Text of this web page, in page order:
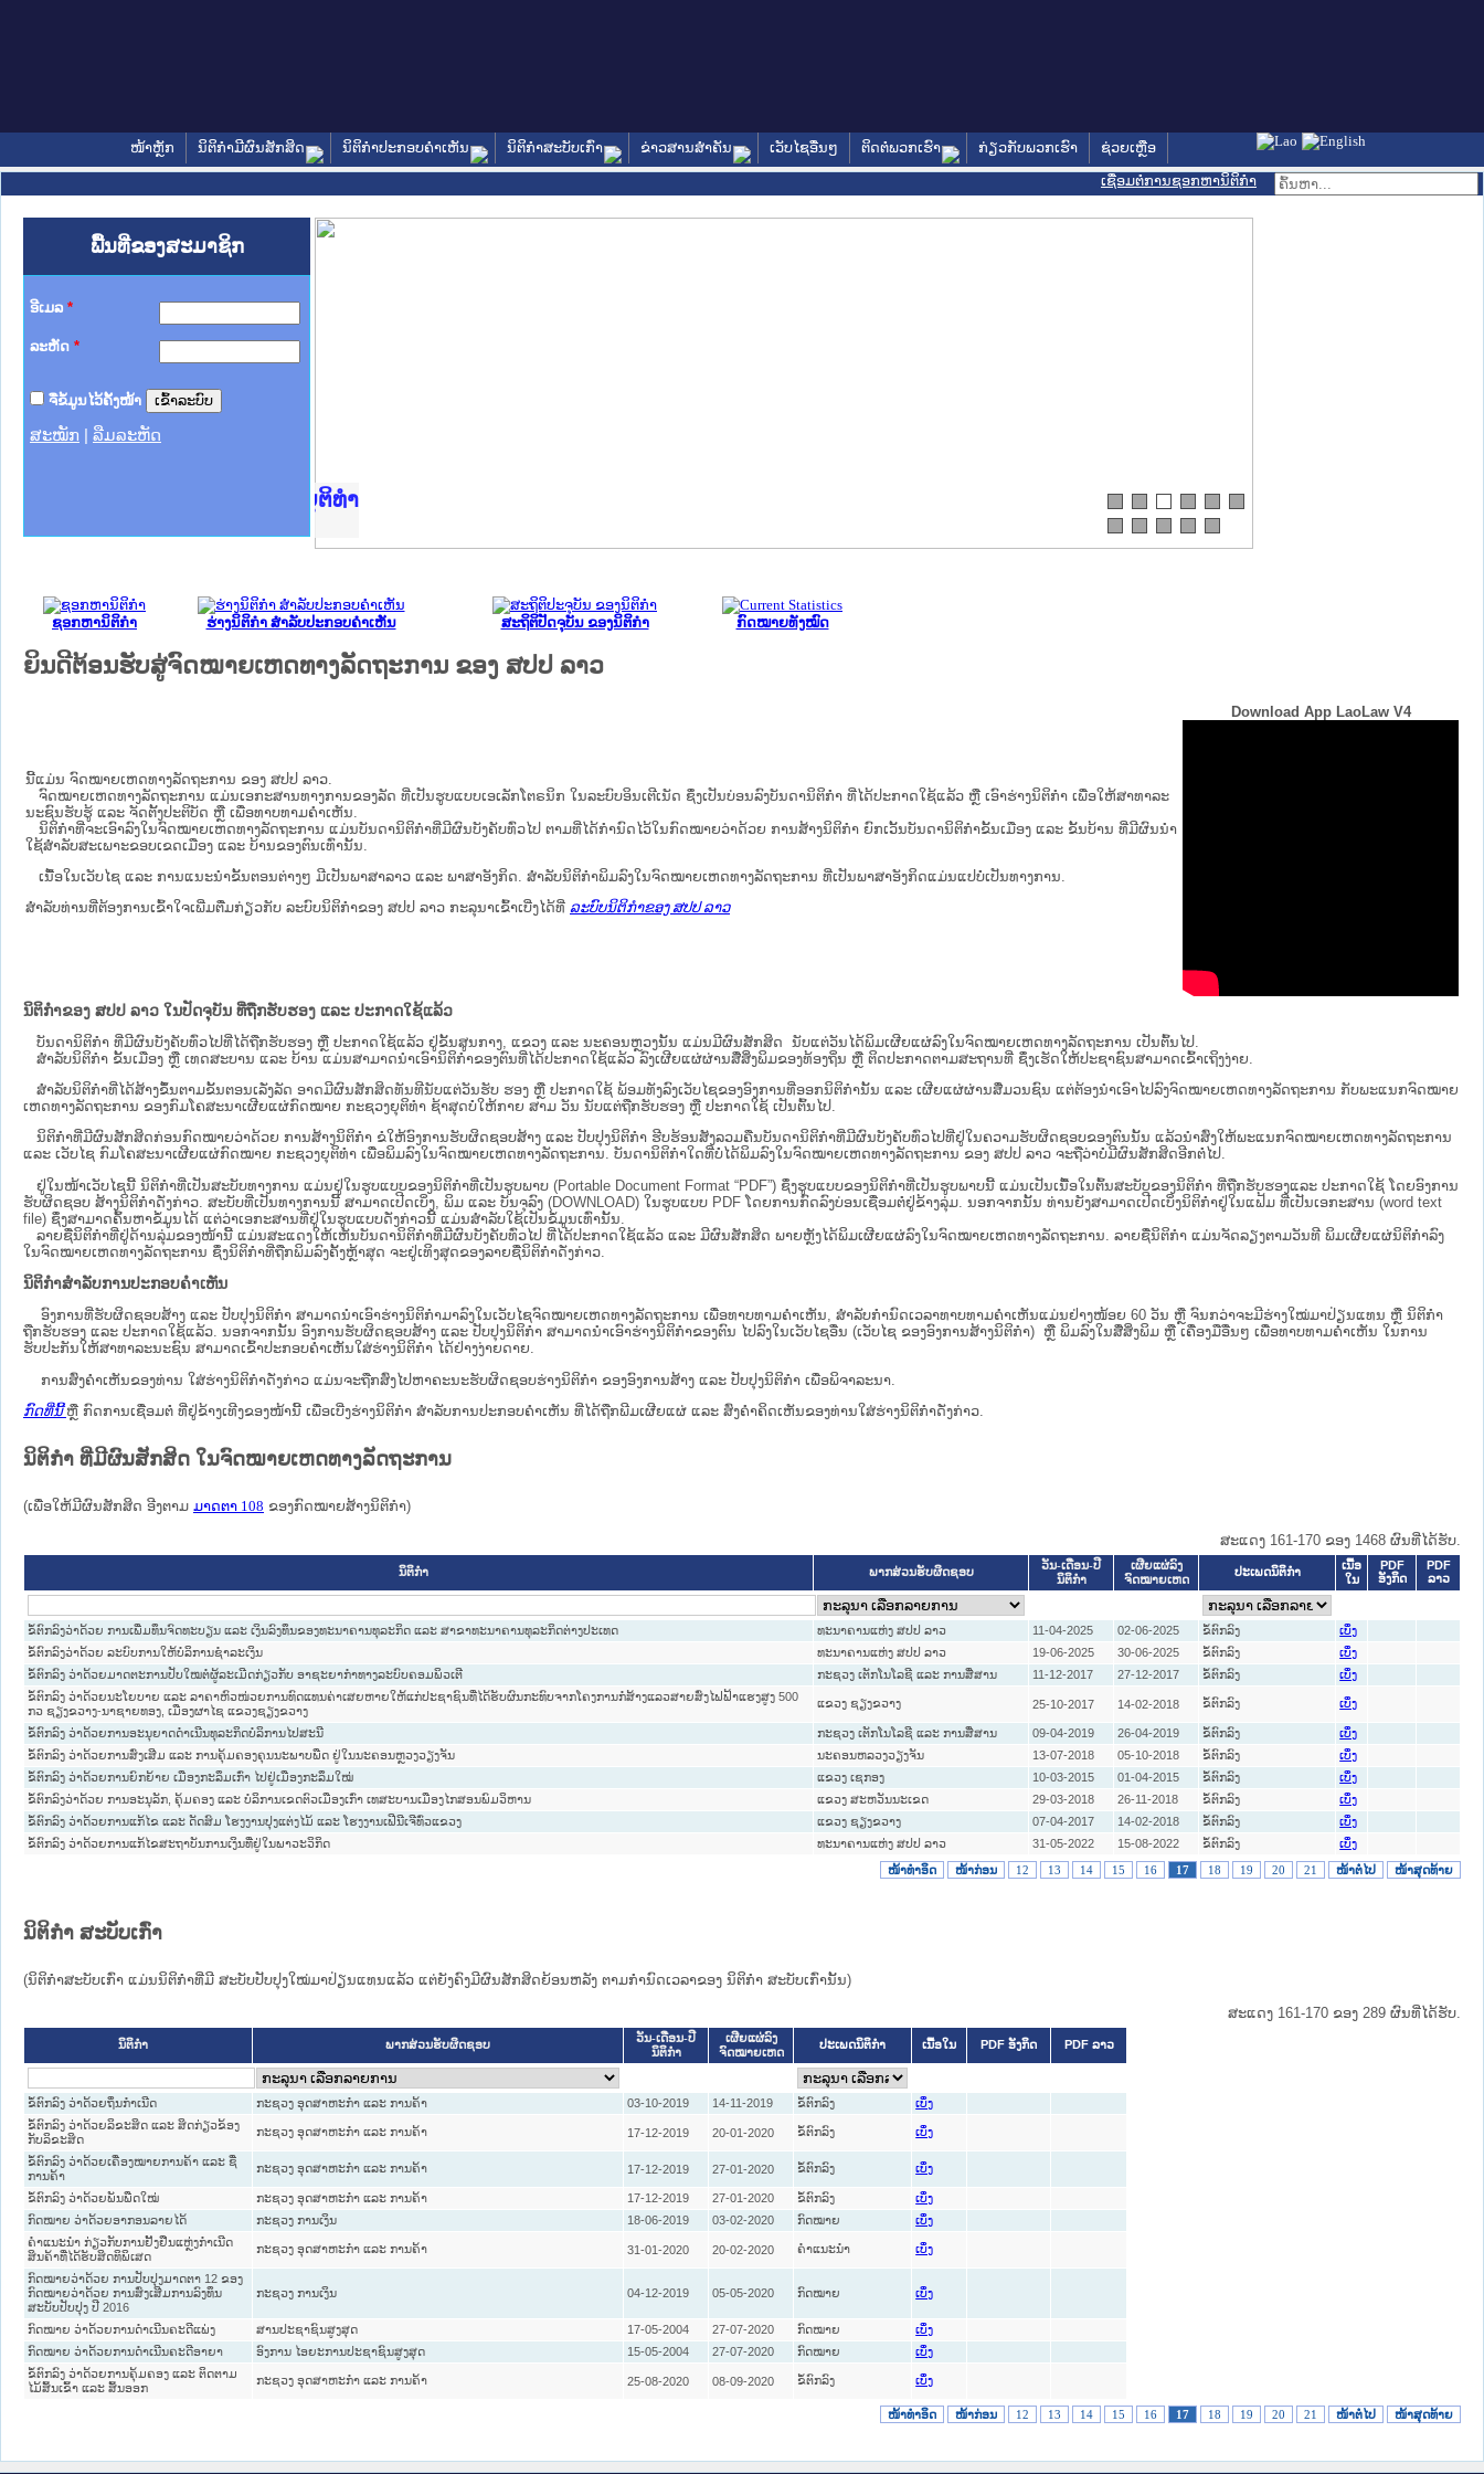
ໜ້າຫຼັກ ນິຕິກໍາມີຜົນສັກສິດ ນິຕິກໍາປະກອບຄໍາເຫັນ ນິຕິກໍາສະບັບເກົ່າ ຂ່າວສານສໍາຄັນ ເວັບໄຊອື່ນໆ ຕິດຕໍ່ພວກເຮົາ ກ່ຽວກັບພວກເຮົາ
ຊ່ວຍເຫຼືອ
ເຊື່ອມຕໍ່ການຊອກຫານິຕິກຳ
ພື້ນທີ່ຂອງສະມາຊິກ
ອີເມລ *
ລະຫັດ *
ຈື່ຂໍ້ມູນໄວ້ຄັ້ງໜ້າ
ສະໝັກ ລືມລະຫັດ
ນຍຸຕິທຳແຫ່ງຊາດ
ດຖະການ
ພາກກາງ
ພາກໃຕ້
າຄານຕຳຫຼວດປະຊາຊົນ
ຄານສັນຕິບານປະຊາຊົນ
ທາງລັດຖະການໃຫ້ຜູ້ປະສານງານ
ງພາກເໜືອ
າປະຊາຊົນ ພາກກາງ
ຊອກຫານິຕິກໍາ ຮ່າງນິຕິກໍາ ສໍາລັບປະກອບຄໍາເຫັນ ສະຖິຕິປັດຈຸບັນ ຂອງນິຕິກໍາ ກົດໝາຍທັງໝົດ
ຍິນດີຕ້ອນຮັບສູ່ຈົດໝາຍເຫດທາງລັດຖະການ ຂອງ ສປປ ລາວ
ນີ້ແມ່ນ ຈົດໝາຍເຫດທາງລັດຖະການ ຂອງ ສປປ ລາວ.
ຈົດໝາຍເຫດທາງລັດຖະການ ແມ່ນ​ເອ​ກະ​ສານ​ທາງ​ການ​ຂອງ​ລັດ ທີ່​ເປັນ​ຮູບ​ແບບ​ເອ​ເລັກ​ໂຕ​ຣ​ນິກ ໃນ​ລະ​ບົບ​ອິນ​ເຕີ​ເນັດ ຊຶ່ງ​ເປັນ​ບ່ອນ​ລົງ​ບັນ​ດາ​ນິ​ຕິ​ກຳ ທີ່ໄດ້ປະກາດໃຊ້ແລ້ວ ຫຼື ເອົາຮ່າງນິຕິກໍາ ເພື່ອໃຫ້​ສາ​ທາ​ລະ​
ນະ​ຊົນ​ຮັບ​ຮູ້ ແລະ ຈັດ​ຕັ້ງ​ປະ​ຕິ​ບັດ ຫຼື ເພື່ອທາບທາມຄໍາເຫັນ.
ນິ​ຕິ​ກຳ​ທີ່​ຈະ​ເອົາ​ລົງ​ໃນ​ຈົດ​ໝາຍ​ເຫດ​ທາງ​ລັດ​ຖະ​ການ ​ແມ່ນ​ບັນ​ດາ​ນິ​ຕິ​ກຳ​ທີ່​ມີ​ຜົນ​ບັງ​ຄັບ​ທົ່ວ​ໄປ ຕາມ​ທີ່​ໄດ້​ກຳ​ນົດ​ໄວ້​ໃນ​ກົດ​ໝາຍ​ວ່າ​ດ້ວຍ​ ການ​ສ້າງ​ນິ​ຕິ​ກຳ ຍົກ​ເວັ້ນ​ບັນ​ດານິ​ຕິ​ກຳ​ຂັ້ນ​ເມືອງ ແລະ ຂັ້ນ​ບ້ານ ​ທີ່​ມີ​ຜົນ​ນຳ​
ໃຊ້​ສຳ​ລັບ​ສະ​ເພາະ​ຂອບ​ເຂດ​ເມືອງ ແລະ ບ້ານ​ຂອງ​ຕົນ​ເທົ່າ​ນັ້ນ.
ເນື້ອໃນ​ເວັບ​ໄຊ​ ແລະ ການແນະນໍາຂັ້ນຕອນຕ່າງໆ ມີເປັນພາສາລາວ ແລະ ພາສາອັງກິດ. ສໍາລັບນິຕິກຳພິມລົງໃນຈົດໝາຍເຫດທາງລັດຖະການ ທີ່ເປັນພາສາອັງກິດແມ່ນແປບໍ່ເປັນທາງການ.
ສໍາລັບທ່ານທີ່ຕ້ອງການເຂົ້າໃຈເພີ່ມຕື່ມກ່ຽວກັບ ລະບົບນິຕິກຳຂອງ ສປປ ລາວ ກະລຸນາເຂົ້າເບີ່ງໄດ້ທີ່ ລະບົບນິຕິກຳຂອງ ສປປ ລາວ
Download App LaoLaw V4
ນິຕິກຳຂອງ ສປປ ລາວ ໃນປັດຈຸບັນ ທີ່ຖືກ​ຮັບ​ຮອງ ແລະ ປະກາດໃຊ້ແລ້ວ
ບັນດານິຕິກໍາ ທີ່ມີຜົນບັງຄັບທົ່ວໄປທີ່ໄດ້ຖືກ​ຮັບ​ຮອງ ຫຼື ປະກາດໃຊ້ແລ້ວ ຢູ່ຂັ້ນ​ສູນ​ກາງ, ແຂວງ ແລະ ນະຄອນຫຼວງນັ້ນ ແມ່ນມີຜົນສັກສິດ ນັບ​ແຕ່​ວັນໄດ້ພິມເຜີຍແຜ່ລົງໃນຈົດໝາຍເຫດທາງລັດຖະການ ເປັນ​ຕົ້ນ​ໄປ.
ສຳລັບນິ​ຕິ​ກຳ ຂັ້ນເມືອງ ຫຼື ເທດ​ສະ​ບານ ແລະ ບ້ານ ແມ່ນສາມາດນຳເອົານິຕິກຳຂອງຕົນທີ່ໄດ້ປະກາດໃຊ້ແລ້ວ ລົງ​ເຜີຍແຜ່​ຜ່ານ​ສື່ສິ່ງພິມຂອງທ້ອງຖິ່ນ ຫຼື ຕິດປະກາດຕາມສະຖານທີ່ ຊຶ່ງເຮັດໃຫ້ປະຊາຊົນສາມາດເຂົ້າເຖິງງ່າຍ.
ສໍາລັບນິຕິກໍາທີ່ໄດ້ສ້າງຂຶ້ນຕາມຂັ້ນຕອນເລັ່ງລັດ ອາດມີຜົນສັກສິດທັນທີນັບແຕ່ວັນຮັບ ຮອງ ຫຼື ປະກາດໃຊ້ ພ້ອມທັງລົງເວັບໄຊຂອງອົງການທີ່ອອກນິຕິກໍານັ້ນ ແລະ ເຜີຍແຜ່ຜ່ານສື່ມວນຊົນ ແຕ່ຕ້ອງນໍາເອົາໄປລົງຈົດໝາຍເຫດທາງລັດຖະການ ກັບ​ພະແນກຈົດ​ໝາຍ​
ເຫດ​ທາງ​ລັດ​ຖະ​ການ​ ຂອງກົມໂຄສະນາເຜີຍແຜ່ກົດໝາຍ ກະຊວງຍຸຕິທໍາ ຊ້າສຸດບໍ່ໃຫ້ກາຍ ສາມ ວັນ ນັບແຕ່ຖືກຮັບຮອງ ຫຼື ປະກາດໃຊ້ ເປັນຕົ້ນໄປ.
ນິ​ຕິ​ກຳ​ທີ່​ມີ​ຜົນ​ສັກ​ສິດ​ກ່ອນ​ກົດ​ໝາຍ​ວ່າ​ດ້ວຍ​ ການ​ສ້າງ​ນິ​ຕິ​ກຳ ຂໍໃຫ້ອົງ​ການ​ຮັບ​ຜິດ​ຊອບ​ສ້າງ ແລະ ປັບ​ປຸງນິ​ຕິ​ກຳ ຮີບຮ້ອນສັງລວມຄືນບັນດານິຕິກໍາທີ່ມີຜົນບັງຄັບທົ່ວໄປທີ່ຢູ່ໃນຄວາມຮັບຜິດຊອບຂອງຕົນນັ້ນ ແລ້ວນໍາສົ່ງໃຫ້​ພະແນກຈົດ​ໝາຍ​ເຫດ​ທາງ​ລັດ​ຖະ​ການ
ແລະ ເວັບໄຊ​ ກົມໂຄສະນາເຜີຍແຜ່ກົດໝາຍ ກະຊວງຍຸຕິທໍາ ເພື່ອພິມລົງໃນຈົດໝາຍເຫດທາງລັດຖະການ. ບັນ​ດາ​ນິ​ຕິ​ກຳ​ໃດ​ທີ່ບໍ່​ໄດ້​ພິມ​ລົງ​ໃນ​ຈົດ​ໝາຍ​ເຫດ​ທາງ​ລັດ​ຖະ​ການ ຂອງ ສປ​ປ ລາວ ​ຈະຖື​ວ່າບໍ່​ມີ​ຜົນ​ສັກ​ສິດ​ອີກ​ຕໍ່​ໄປ.
ຢູ່ໃນໜ້າ​ເວັບ​ໄຊ​ນີ້ ນິຕິກຳທີ່ເປັນສະບັບທາງການ ແມ່ນຢູ່ໃນຮູບແບບຂອງນິຕິກໍາທີ່ເປັນຮູບພາບ (Portable Document Format “PDF”) ຊຶ່ງຮູບແບບຂອງນິຕິກໍາທີ່ເປັນຮູບພາບນີ້ ແມ່ນເປັນເນື້ອໃນຕົ້ນສະບັບຂອງນິຕິກໍາ ທີ່ຖືກຮັບຮອງແລະ ປະກາດໃຊ້ ໂດຍອົງການ
ຮັບຜິດຊອບ ສ້າງນິຕິກຳດັ່ງກ່າວ. ສະບັບທີ່ເປັນທາງການນີ້ ສາມາດເປີດເບິ່ງ, ພິມ ແລະ ບັນຈຸລົງ (DOWNLOAD) ໃນຮູບແບບ PDF ໂດຍການກົດລົງບ່ອນເຊື່ອມຕໍ່ຢູ່ຂ້າງລຸ່ມ. ນອກຈາກນັ້ນ ທ່ານຍັງສາມາດເປີດເບິ່ງນິຕິກຳຢູ່ໃນແຟ້ມ ທີ່ເປັນເອກະສານ (word text
file) ຊຶ່ງສາມາດຄົ້ນຫາຂໍ້ມູນໄດ້ ແຕ່ວ່າເອກະສານທີ່ຢູ່ໃນຮູບແບບດັ່ງກ່າວນີ້ ແມ່ນສຳລັບໃຊ້ເປັນຂໍ້ມູນເທົ່ານັ້ນ.
ລາຍຊື່ນິຕິກຳທີ່ຢູ່ດ້ານລຸ່ມຂອງໜ້ານີ້ ແມ່ນສະແດງໃຫ້ເຫັນບັນດານິຕິກຳທີ່ມີຜົນບັງຄັບທົ່ວໄປ ທີ່ໄດ້ປະກາດໃຊ້ແລ້ວ ແລະ ມີຜົນສັກສິດ ພາຍຫຼັງໄດ້ພິມເຜີຍແຜ່ລົງໃນຈົດໝາຍເຫດທາງລັດຖະການ. ລາຍຊື່ນິຕິກຳ ແມ່ນຈັດລຽງຕາມວັນທີ ພິມເຜີຍແຜ່ນິຕິກຳລົງ
ໃນຈົດໝາຍເຫດທາງລັດຖະການ ຊຶ່ງນິຕິກຳທີ່ຖືກພິມລົງຄັ້ງຫຼ້າສຸດ ຈະຢູ່ເທິງສຸດຂອງລາຍຊື່ນິຕິກໍາດັ່ງກ່າວ.
ນິຕິກຳສຳລັບການປະກອບຄຳເຫັນ
ອົງການທີ່ຮັບຜິດຊອບສ້າງ ແລະ ປັບປຸງນິຕິກຳ ສາມາດນຳເອົາຮ່າງນິຕິກຳມາລົງໃນ​ເວັບ​ໄຊຈົດໝາຍເຫດທາງລັດຖະການ ເພື່ອທາບທາມຄຳເຫັນ, ສໍາລັບກໍານົດເວລາທາບທາມຄໍາເຫັນແມ່ນຢ່າງໜ້ອຍ 60 ວັນ ຫຼື ຈົນກວ່າຈະມີຮ່າງໃໝ່ມາປ່ຽນແທນ ຫຼື ນິຕິກໍາ
ຖືກຮັບຮອງ ແລະ ປະກາດໃຊ້ແລ້ວ. ນອກຈາກນັ້ນ ອົງການຮັບຜິດຊອບສ້າງ ແລະ ປັບປຸງນິຕິກໍາ ສາມາດນຳເອົາຮ່າງນິຕິກຳຂອງຕົນ ໄປລົງໃນ​ເວັບ​ໄຊ​ອື່ນ (ເວັບ​ໄຊ​ ຂອງອົງການສ້າງນິຕິກຳ) ຫຼື ພິມລົງໃນສື່ສິ່ງພິມ ຫຼື ເຄື່ອງມືອື່ນໆ ເພື່ອທາບທາມຄໍາເຫັນ ໃນການ
ຮັບປະກັນໃຫ້ສາທາລະນະຊົນ ສາມາດເຂົ້າປະກອບຄໍາເຫັນໃສ່ຮ່າງນິຕິກຳ ໄດ້ຢ່າງງ່າຍດາຍ.
ການສົ່ງຄໍາເຫັນຂອງທ່ານ ໃສ່ຮ່າງນິຕິກຳດັ່ງກ່າວ ແມ່ນຈະຖືກສົ່ງໄປຫາຄະນະຮັບຜິດຊອບຮ່າງນິຕິກຳ ຂອງອົງການສ້າງ ແລະ ປັບປຸງນິຕິກຳ ເພື່ອພິຈາລະນາ.
ກົດທີ່ນີ້ ຫຼື ກົດການເຊື່ອມຕໍ່ ທີ່ຢູ່ຂ້າງເທີງຂອງໜ້ານີ້ ເພື່ອເບີ່ງຮ່າງນິຕິກໍາ ສໍາລັບການປະກອບຄຳເຫັນ ທີ່ໄດ້ຖືກພີມເຜີຍແຜ່ ແລະ ສົ່ງຄຳຄິດເຫັນຂອງທ່ານໃສ່ຮ່າງນິຕິກຳດັ່ງກ່າວ.
ນິຕິກໍາ ທີ່ມີຜົນສັກສິດ ໃນຈົດໝາຍເຫດທາງລັດຖະການ
(ເພື່ອໃຫ້ມີຜົນສັກສິດ ອີງຕາມ ມາດ​ຕາ 108 ຂອງກົດໝາຍສ້າງນິຕິກໍາ)
ສະແດງ 161-170 ຂອງ 1468 ຜົນທີ່ໄດ້ຮັບ.
ນິຕິກໍາ ພາກສ່ວນຮັບຜິດຊອບ
ວັນ-ເດືອນ-ປີ
ນິຕິກໍາ
ເຜີຍແຜ່ລົງ
ຈົດໝາຍເຫດ
ປະເພດນິຕິກຳ
ເນື້ອ
ໃນ
PDF
ອັງກິດ
PDF
ລາວ
ຂໍ້ຕົກລົງວ່າດ້ວຍ ການເພີ່ມທຶນຈົດທະບຽນ ແລະ ເງິນລົງທຶນຂອງທະນາຄານທຸລະກິດ ແລະ ສາຂາທະນາຄານທຸລະກິດຕ່າງປະເທດ ທະນາຄານແຫ່ງ ສປປ ລາວ 11-04-2025 02-06-2025 ຂໍ້ຕົກລົງ ເບິ່ງ
ຂໍ້ຕົກລົງວ່າດ້ວຍ ລະບົບການໃຫ້ບໍລິການຊຳລະເງິນ ທະນາຄານແຫ່ງ ສປປ ລາວ 19-06-2025 30-06-2025 ຂໍ້ຕົກລົງ ເບິ່ງ
ຂໍ້ຕົກລົງ ວ່າດ້ວຍມາດຕະການປັບໃໝຕໍ່ຜູ້ລະເມີດກ່ຽວກັບ ອາຊະຍາກໍາທາງລະບົບຄອມພິວເຕີ ກະຊວງ ເຕັກໂນໂລຊີ ແລະ ການສື່ສານ 11-12-2017 27-12-2017 ຂໍ້ຕົກລົງ ເບິ່ງ
ຂໍ້ຕົກລົງ ວ່າດ້ວຍນະໂຍບາຍ ແລະ ລາຄາຫົວໜ່ວຍການທົດແທນຄ່າເສຍຫາຍໃຫ້ແກ່ປະຊາຊົນທີ່ໄດ້ຮັບຜົນກະທົບຈາກໂຄງການກໍ່ສ້າງແລວສາຍສົ່ງໄຟຟ້າແຮງສູງ 500
ກວ ຊຽງຂວາງ-ນາຊາຍທອງ, ເມືອງຜາໄຊ ແຂວງຊຽງຂວາງ
ແຂວງ ຊຽງຂວາງ 25-10-2017 14-02-2018 ຂໍ້ຕົກລົງ ເບິ່ງ
ຂໍ້ຕົກລົງ ວ່າດ້ວຍການອະນຸຍາດດຳເນີນທຸລະກິດບໍລິການໄປສະນີ ກະຊວງ ເຕັກໂນໂລຊີ ແລະ ການສື່ສານ 09-04-2019 26-04-2019 ຂໍ້ຕົກລົງ ເບິ່ງ
ຂໍ້ຕົກລົງ ວ່າດ້ວຍການສົ່ງເສີມ ແລະ ການຄຸ້ມຄອງຄຸນນະພາບພືດ ຢູ່ໃນນະຄອນຫຼວງວຽງຈັນ ນະ​ຄອນ​ຫລວງວຽງຈັນ 13-07-2018 05-10-2018 ຂໍ້ຕົກລົງ ເບິ່ງ
ຂໍ້ຕົກລົງ ວ່າດ້ວຍການຍົກຍ້າຍ ເມືອງກະລຶມເກົ່າ ໄປຢູ່ເມືອງກະລຶມໃໝ່ ແຂວງ ເຊກອງ 10-03-2015 01-04-2015 ຂໍ້ຕົກລົງ ເບິ່ງ
ຂໍ້ຕົກລົງວ່າດ້ວຍ ການອະນຸລັກ, ​ຄຸ້ມຄອງ ແລະ ບໍລິການເຂດຕົວເມືອງເກົ່າ ເທສະບານເມືອງໄກສອນພົມວິຫານ ແຂວງ ສະຫວັນນະເຂດ 29-03-2018 26-11-2018 ຂໍ້ຕົກລົງ ເບິ່ງ
ຂໍ້ຕົກລົງ ວ່າດ້ວຍການແກ້ໄຂ ແລະ ດັດສົມ ໂຮງງານປຸງແຕ່ງໄມ້ ແລະ ໂຮງງານເຟີນີເຈີທົ່ວແຂວງ ແຂວງ ຊຽງຂວາງ 07-04-2017 14-02-2018 ຂໍ້ຕົກລົງ ເບິ່ງ
ຂໍ້ຕົກລົງ ວ່າດ້ວຍການແກ້ໄຂສະຖາບັນການເງິນທີ່ຢູ່ໃນພາວະວິກິດ ທະນາຄານແຫ່ງ ສປປ ລາວ 31-05-2022 15-08-2022 ຂໍ້ຕົກລົງ ເບິ່ງ
ໜ້າທໍາອິດ ໜ້າກ່ອນ 12 13 14 15 16 17 18 19 20 21 ໜ້າຕໍ່ໄປ ໜ້າສຸດທ້າຍ
ນິຕິກໍາ ສະບັບເກົ່າ
(ນິຕິກໍາສະບັບເກົ່າ ແມ່ນນິຕິກໍາທີ່ມີ ສະບັບປັບປຸງໃໝ່ມາປ່ຽນແທນແລ້ວ ແຕ່ຍັງຄົງມີຜົນສັກສິດຍ້ອນຫລັງ ຕາມກໍານົດເວລາຂອງ ນິຕິກໍາ ສະບັບເກົ່ານັ້ນ)
ສະແດງ 161-170 ຂອງ 289 ຜົນທີ່ໄດ້ຮັບ.
ນິຕິກໍາ ພາກສ່ວນຮັບຜິດຊອບ
ວັນ-ເດືອນ-ປີ
ນິຕິກໍາ
ເຜີຍແຜ່ລົງ
ຈົດໝາຍເຫດ
ປະເພດນິຕິກຳ ເນື້ອໃນ PDF ອັງກິດ PDF ລາວ
ຂໍ້ຕົກລົງ ວ່າດ້ວຍຖິ່ນກຳເນີດ ກະຊວງ ອຸດສາຫະກຳ ແລະ ການຄ້າ 03-10-2019 14-11-2019 ຂໍ້ຕົກລົງ ເບິ່ງ
ຂໍ້ຕົກລົງ ວ່າດ້ວຍລິຂະສິດ ແລະ ສິດກ່ຽວຂ້ອງ
ກັບລິຂະສິດ
ກະຊວງ ອຸດສາຫະກຳ ແລະ ການຄ້າ 17-12-2019 20-01-2020 ຂໍ້ຕົກລົງ ເບິ່ງ
ຂໍ້ຕົກລົງ ວ່າດ້ວຍເຄື່ອງໝາຍການຄ້າ ແລະ ຊື່
ການຄ້າ
ກະຊວງ ອຸດສາຫະກຳ ແລະ ການຄ້າ 17-12-2019 27-01-2020 ຂໍ້ຕົກລົງ ເບິ່ງ
ຂໍ້ຕົກລົງ ວ່າດ້ວຍພັນພືດໃໝ່ ກະຊວງ ອຸດສາຫະກຳ ແລະ ການຄ້າ 17-12-2019 27-01-2020 ຂໍ້ຕົກລົງ ເບິ່ງ
ກົດໝາຍ ວ່າດ້ວຍອາກອນລາຍໄດ້ ກະຊວງ ການເງິນ 18-06-2019 03-02-2020 ກົດໝາຍ ເບິ່ງ
ຄໍາແນະນໍາ ກ່ຽວກັບການຢັ້ງຢືນແຫຼ່ງກໍາເນີດ
ສິນຄ້າທີ່ໄດ້ຮັບສິດທິພິເສດ
ກະຊວງ ອຸດສາຫະກຳ ແລະ ການຄ້າ 31-01-2020 20-02-2020 ຄໍາແນະນໍາ ເບິ່ງ
ກົດໝາຍວ່າດ້ວຍ ການປັບປຸງມາດຕາ 12 ຂອງ
ກົດໝາຍວ່າດ້ວຍ ການສົ່ງເສີມການລົງທຶນ
ສະບັບປັບປຸງ ປີ 2016
ກະຊວງ ການເງິນ 04-12-2019 05-05-2020 ກົດໝາຍ ເບິ່ງ
ກົດໝາຍ ວ່າດ້ວຍການດໍາເນີນຄະດີແພ່ງ ສານປະຊາຊົນສູງສຸດ 17-05-2004 27-07-2020 ກົດໝາຍ ເບິ່ງ
ກົດໝາຍ ວ່າດ້ວຍການດໍາເນີນຄະດີອາຍາ ອົງການ ໄອຍະການປະຊາຊົນສູງສຸດ 15-05-2004 27-07-2020 ກົດໝາຍ ເບິ່ງ
ຂໍ້ຕົກລົງ ວ່າດ້ວຍການຄຸ້ມຄອງ ແລະ ຕິດຕາມ
ໄມ້ສົ້ນເຂົ້າ ແລະ ສົ້ນອອກ
ກະຊວງ ອຸດສາຫະກຳ ແລະ ການຄ້າ 25-08-2020 08-09-2020 ຂໍ້ຕົກລົງ ເບິ່ງ
ໜ້າທໍາອິດ ໜ້າກ່ອນ 12 13 14 15 16 17 18 19 20 21 ໜ້າຕໍ່ໄປ ໜ້າສຸດທ້າຍ